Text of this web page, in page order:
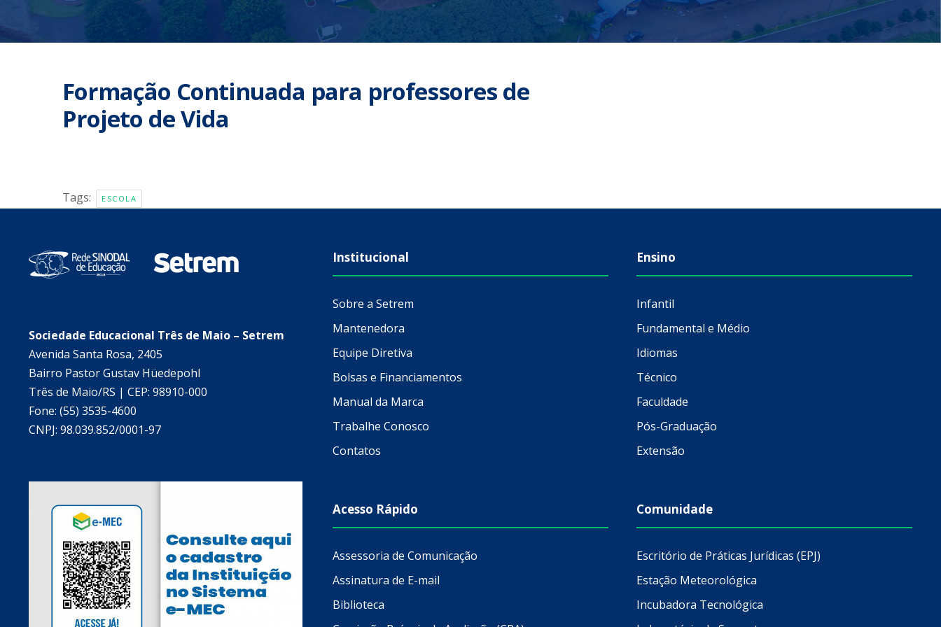
Formação Continuada para professores de
Projeto de Vida
Tags: ESCOLA
Sociedade Educacional Três de Maio – Setrem
Avenida Santa Rosa, 2405
Bairro Pastor Gustav Hüedepohl
Três de Maio/RS | CEP: 98910-000
Fone: (55) 3535-4600
CNPJ: 98.039.852/0001-97
Institucional
Sobre a Setrem
Mantenedora
Equipe Diretiva
Bolsas e Financiamentos
Manual da Marca
Trabalhe Conosco
Contatos
Acesso Rápido
Assessoria de Comunicação
Assinatura de E-mail
Biblioteca
Ensino
Infantil
Fundamental e Médio
Idiomas
Técnico
Faculdade
Pós-Graduação
Extensão
Comunidade
Escritório de Práticas Jurídicas (EPJ)
Estação Meteorológica
Incubadora Tecnológica